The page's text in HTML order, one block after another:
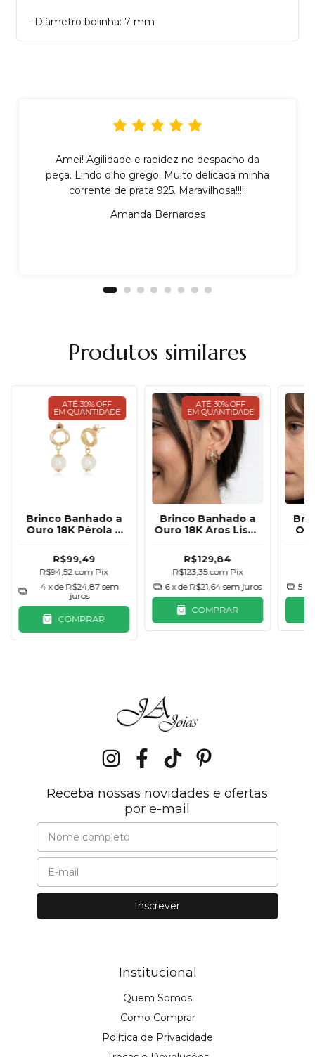
- Diâmetro bolinha: 7 mm
Amei! Agilidade e rapidez no despacho da
peça. Lindo olho grego. Muito delicada minha
corrente de prata 925. Maravilhosa!!!!!
Amanda Bernardes
Produtos similares
ATÉ 30% OFF
EM QUANTIDADE
Brinco Banhado a
Ouro 18K Pérola e
R$99,49
R$94,52com Pix
4 x de R$24,87 sem
juros
COMPRAR
ATÉ 30% OFF
EM QUANTIDADE
Brinco Banhado a
Ouro 18K Aros Lisos
R$129,84
R$123,35com Pix
6 x de R$21,64 sem juros
COMPRAR
5
Receba nossas novidades e ofertas
por e-mail
Institucional
Quem Somos
Como Comprar
Política de Privacidade